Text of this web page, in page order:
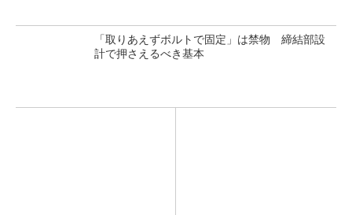
「取りあえずボルトで固定」は禁物 締結部設
計で押さえるべき基本